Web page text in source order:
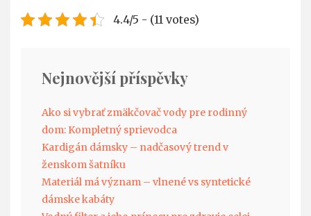
4.4/5 - (11 votes)
Nejnovější příspěvky
Ako si vybrať zmäkčovač vody pre rodinný
dom: Kompletný sprievodca
Kardigán dámsky – nadčasový trend v
ženskom šatníku
Materiál má význam – vlnené vs syntetické
dámske kabáty